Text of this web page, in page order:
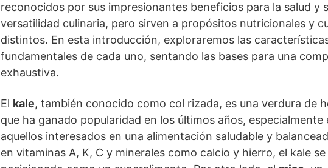
reconocidos por sus impresionantes beneficios para la salud y
versatilidad culinaria, pero sirven a propósitos nutricionales y
distintos. En esta introducción, exploraremos las
fundamentales de cada uno, sentando las bases para una
exhaustiva.
El kale, también conocido como col rizada, es una verdura de
que ha ganado popularidad en los últimos años, especialmente
aquellos interesados en una alimentación saludable y
en vitaminas A, K, C y minerales como calcio y hierro, el kale se